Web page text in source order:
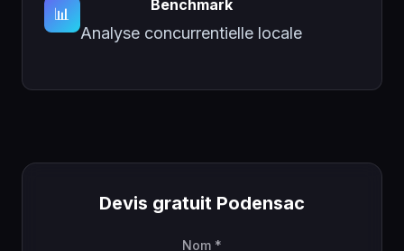
📊 Benchmark
Analyse concurrentielle locale
Devis gratuit Podensac
Nom *